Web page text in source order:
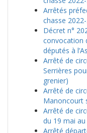
Arrêtés
chasse
Décret n°
convocation
députés à
Arrêté de
Serrières
grenier)
Arrêté de
Manoncourt
Arrêté de
du 19 mai
Arrêté